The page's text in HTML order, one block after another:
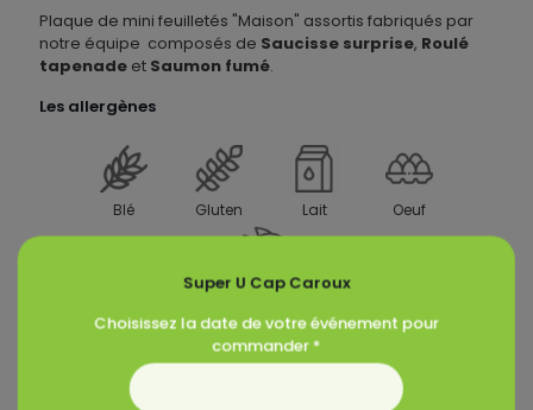
Plaque de mini feuilletés "Maison" assortis fabriqués par
notre équipe composés de Saucisse surprise, Roulé
tapenade et Saumon fumé.
Les allergènes
Blé Gluten Lait Oeuf
Poisson
Super U Cap Caroux
Choisissez la date de votre événement pour
commander *